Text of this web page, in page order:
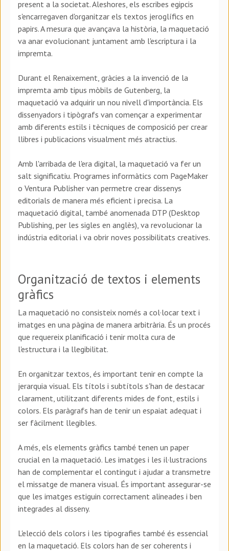
present a la societat. Aleshores, els escribes egipcis
s'encarregaven d'organitzar els textos jeroglífics en
papirs. A mesura que avançava la història, la maquetació
va anar evolucionant juntament amb l'escriptura i la
impremta.
Durant el Renaixement, gràcies a la invenció de la
impremta amb tipus mòbils de Gutenberg, la
maquetació va adquirir un nou nivell d'importància. Els
dissenyadors i tipògrafs van començar a experimentar
amb diferents estils i tècniques de composició per crear
llibres i publicacions visualment més atractius.
Amb l'arribada de l'era digital, la maquetació va fer un
salt significatiu. Programes informàtics com PageMaker
o Ventura Publisher van permetre crear dissenys
editorials de manera més eficient i precisa. La
maquetació digital, també anomenada DTP (Desktop
Publishing, per les sigles en anglès), va revolucionar la
indústria editorial i va obrir noves possibilitats creatives.
Organització de textos i elements
gràfics
La maquetació no consisteix només a col·locar text i
imatges en una pàgina de manera arbitrària. És un procés
que requereix planificació i tenir molta cura de
l'estructura i la llegibilitat.
En organitzar textos, és important tenir en compte la
jerarquia visual. Els títols i subtítols s'han de destacar
clarament, utilitzant diferents mides de font, estils i
colors. Els paràgrafs han de tenir un espaiat adequat i
ser fàcilment llegibles.
A més, els elements gràfics també tenen un paper
crucial en la maquetació. Les imatges i les il·lustracions
han de complementar el contingut i ajudar a transmetre
el missatge de manera visual. És important assegurar-se
que les imatges estiguin correctament alineades i ben
integrades al disseny.
L'elecció dels colors i les tipografies també és essencial
en la maquetació. Els colors han de ser coherents i